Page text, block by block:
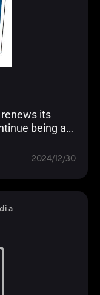
renews its
being a
in 2024/25
2024/12/30